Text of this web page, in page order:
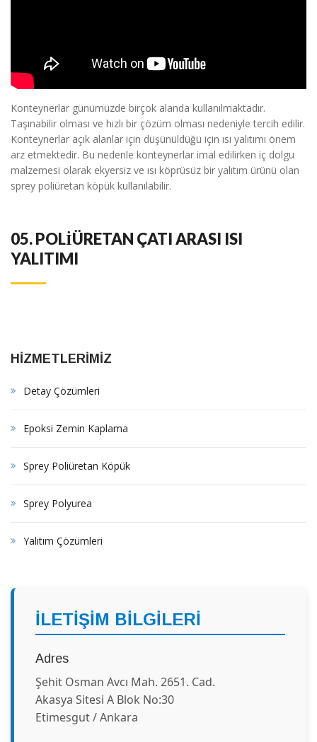
Konteynerlar günümüzde birçok alanda kullanılmaktadır.
Taşınabilir olması ve hızlı bir çözüm olması nedeniyle tercih edilir.
Konteynerlar açık alanlar için düşünüldüğü için ısı yalıtımı önem
arz etmektedir. Bu nedenle konteynerlar imal edilirken iç dolgu
malzemesi olarak ekyersiz ve ısı köprüsüz bir yalıtım ürünü olan
sprey poliüretan köpük kullanılabilir.
05.POLİÜRETAN ÇATI ARASI ISI
YALITIMI
HİZMETLERİMİZ
Detay Çözümleri
Epoksi Zemin Kaplama
Sprey Poliüretan Köpük
Sprey Polyurea
Yalıtım Çözümleri
İLETİŞİM BİLGİLERİ
Adres
Şehit Osman Avcı Mah. 2651. Cad.
Akasya Sitesi A Blok No:30
Etimesgut / Ankara